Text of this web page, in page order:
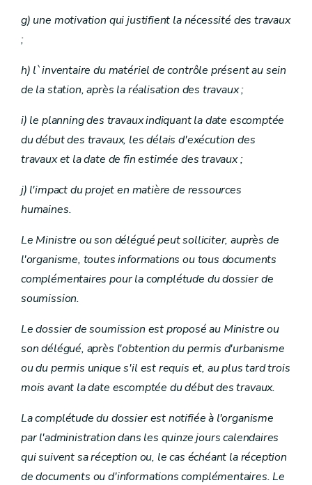
g) une motivation qui justifient la nécessité des travaux
;
h) l`inventaire du matériel de contrôle présent au sein
de la station, après la réalisation des travaux ;
i) le planning des travaux indiquant la date escomptée
du début des travaux, les délais d'exécution des
travaux et la date de fin estimée des travaux ;
j) l'impact du projet en matière de ressources
humaines.
Le Ministre ou son délégué peut solliciter, auprès de
l'organisme, toutes informations ou tous documents
complémentaires pour la complétude du dossier de
soumission.
Le dossier de soumission est proposé au Ministre ou
son délégué, après l'obtention du permis d'urbanisme
ou du permis unique s'il est requis et, au plus tard trois
mois avant la date escomptée du début des travaux.
La complétude du dossier est notifiée à l'organisme
par l'administration dans les quinze jours calendaires
qui suivent sa réception ou, le cas échéant la réception
de documents ou d'informations complémentaires. Le